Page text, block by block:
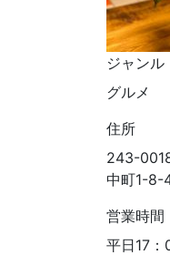
ジャンル
グルメ
住所
243-
中町1-8-
営業時間
平日17